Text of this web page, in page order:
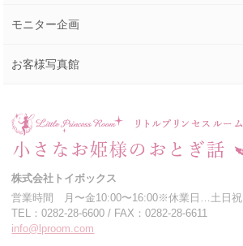
モニター企画
お客様写真館
株式会社トイボックス
営業時間 月〜金10:00〜16:00※休業日…土日祝
TEL：0282-28-6600 / FAX：0282-28-6611
info@lproom.com